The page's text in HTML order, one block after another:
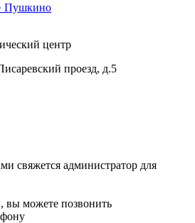
Пушкино
центр
проезд, д.5
свяжется администратор для
вы можете позвонить